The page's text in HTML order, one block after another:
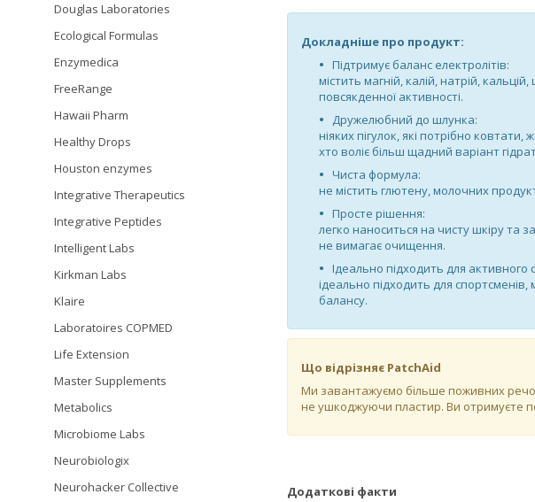
Докладніше про продукт:
Підтримує баланс електролітів:
містить магній, калій, натрій,
повсякденної активності.
Дружелюбний до шлунка:
ніяких пігулок, які потрібно
хто воліє більш щадний варіант
Чиста формула:
не містить глютену, молочних
Просте рішення:
легко наноситься на чисту шкіру та
не вимагає очищення.
Ідеально підходить для активного
ідеально підходить для
балансу.
Що відрізняє PatchAid
Ми завантажуємо більше поживних
не ушкоджуючи пластир. Ви отримуєте
Додаткові факти
Douglas Laboratories
Ecological Formulas
Enzymedica
FreeRange
Hawaii Pharm
Healthy Drops
Houston enzymes
Integrative Therapeutics
Integrative Peptides
Intelligent Labs
Kirkman Labs
Klaire
Laboratoires COPMED
Life Extension
Master Supplements
Metabolics
Microbiome Labs
Neurobiologix
Neurohacker Collective